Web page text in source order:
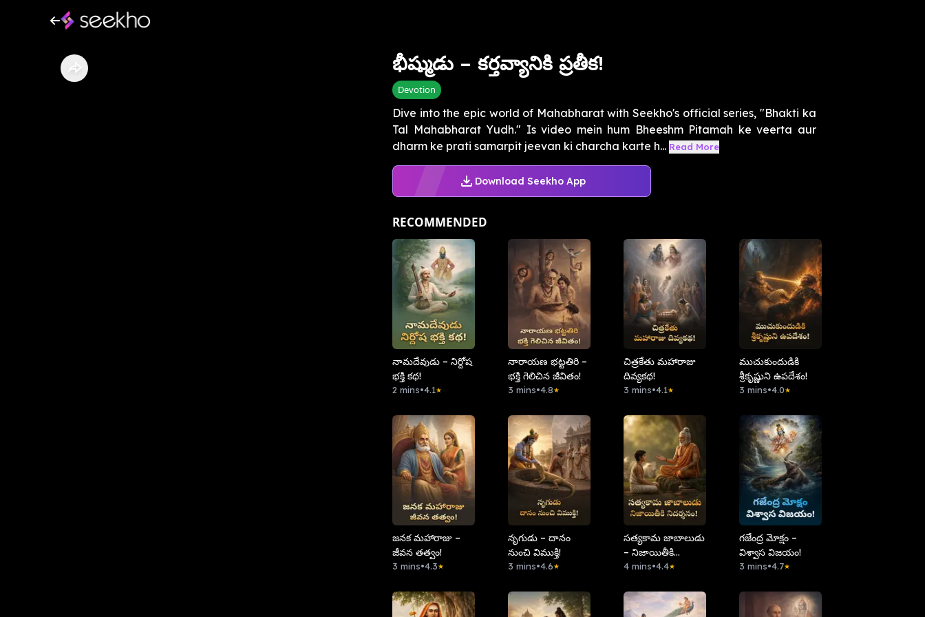
భీష్ముడు – కర్తవ్యానికి ప్రతీక!
Devotion
Dive into the epic world of Mahabharat with Seekho's official series, "Bhakti ka
Tal Mahabharat Yudh." Is video mein hum Bheeshm Pitamah ke veerta aur
dharm ke prati samarpit jeevan ki charcha karte h... Read More
Download Seekho App
RECOMMENDED
నామదేవుడు – నిర్దోష
భక్తి కథ!
2 mins•4.1★
నారాయణ భట్టతిరి –
భక్తి గెలిచిన జీవితం!
3 mins•4.8★
చిత్రకేతు మహారాజు
దివ్యకథ!
3 mins•4.1★
ముచుకుందుడికి
శ్రీకృష్ణుని ఉపదేశం!
3 mins•4.0★
జనక మహారాజు –
జీవన తత్వం!
3 mins•4.3★
నృగుడు – దానం
నుంచి విముక్తి!
3 mins•4.6★
సత్యకామ జాబాలుడు
– నిజాయితీకి
నిదర్శనం!
4 mins•4.4★
గజేంద్ర మోక్షం –
విశ్వాస విజయం!
3 mins•4.7★